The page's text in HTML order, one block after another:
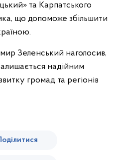
та Карпатського
що допоможе збільшити
Зеленський наголосив,
надійним
громад та регіонів